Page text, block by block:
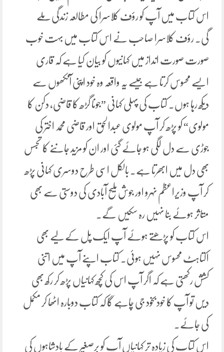
اس کتاب میں آپ کو رؤف کلاسرا کی مطالعہ زندگی ملے
گی. رؤف کلاسرا صاحب نے اس کتاب میں بہت خوب
صورت صورت انداز میں کہانیوں کو بیان کیا ہے کہ قاری
ایسے محسوس کرتا ہے جیسے یہ واقعہ وہ خود اپنی آنکھوں سے
دیکھ رہا ہوں۔ کتاب کی پہلی کہانی ”جونا گڑھ کا قاضی، دکن کا
مولوی“ کو پڑھ کر آپ مولوی عبدالحق اور قاضی محمد اختر کی
جوڑی سے دل لگی ہو جائے گئی اور ان کو مزید جاننے کا تجسس
بھی دل میں ابھرتا ہے. بالکل اسی طرح دوسری کہانی پڑھ
کر آپ وزیراعظم نہرو اور جوش ملیح آبادی کی دوستی سے بھی
متاثر ہوئے بنا نہیں رہ سکیں گے۔
اس کتاب کو پڑھتے ہوئے آپ ایک پل کے لیے بھی
اکتاہٹ محسوس نہیں ہوئی۔ کتاب اپنے آپ میں اتنی
کشش رکھتی ہے کہ اگر آپ اس کی کچھ کہانیاں پڑھ کر رکھ بھی
دیں تو آپ کا خودبخود جی چاہے گا کہ کتاب دوبارہ اٹھا کر مکمل
کی جائے.
اس کتاب کی زیادہ تر کہانیاں آپ کو برصغیر کے بادشاہوں کی